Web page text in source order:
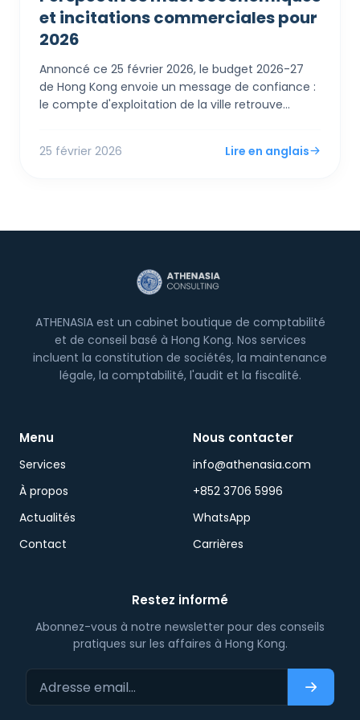
et incitations commerciales pour
2026
Annoncé ce 25 février 2026, le budget 2026-27
de Hong Kong envoie un message de confiance :
le compte d'exploitation de la ville retrouve
dévoilé des mesures de soutien immédiates,
personnels.
25 février 2026 Lire en anglais
ATHENASIA est un cabinet boutique de comptabilité
et de conseil basé à Hong Kong. Nos services
incluent la constitution de sociétés, la maintenance
légale, la comptabilité, l'audit et la fiscalité.
Menu
Services
À propos
Actualités
Contact
Nous contacter
info@athenasia.com
+852 3706 5996
WhatsApp
Carrières
Restez informé
Abonnez-vous à notre newsletter pour des conseils
pratiques sur les affaires à Hong Kong.